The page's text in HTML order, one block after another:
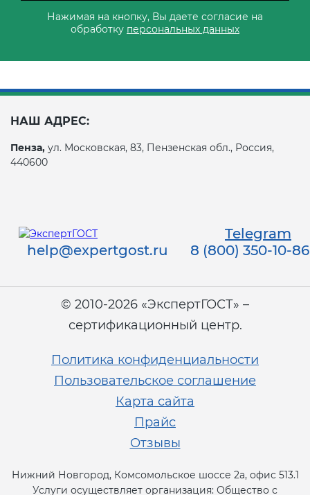
Нажимая на кнопку, Вы даете согласие на
обработку персональных данных
НАШ АДРЕС:
Пенза, ул. Московская, 83, Пензенская обл., Россия,
440600
Telegram
help@expertgost.ru
8 (800) 350-10-86
© 2010-2026 «ЭкспертГОСТ» –
сертификационный центр.
Политика конфиденциальности
Пользовательское соглашение
Карта сайта
Прайс
Отзывы
Нижний Новгород, Комсомольское шоссе 2а, офис 513.1
Услуги осуществляет организация: Общество с